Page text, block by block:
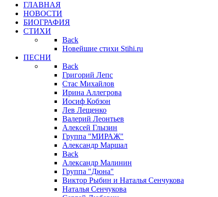
ГЛАВНАЯ
НОВОСТИ
БИОГРАФИЯ
СТИХИ
Back
Новейшие стихи Stihi.ru
ПЕСНИ
Back
Григорий Лепс
Стас Михайлов
Ирина Аллегрова
Иосиф Кобзон
Лев Лещенко
Валерий Леонтьев
Алексей Глызин
Группа "МИРАЖ"
Александр Маршал
Back
Александр Малинин
Группа "Дюна"
Виктор Рыбин и Наталья Сенчукова
Наталья Сенчукова